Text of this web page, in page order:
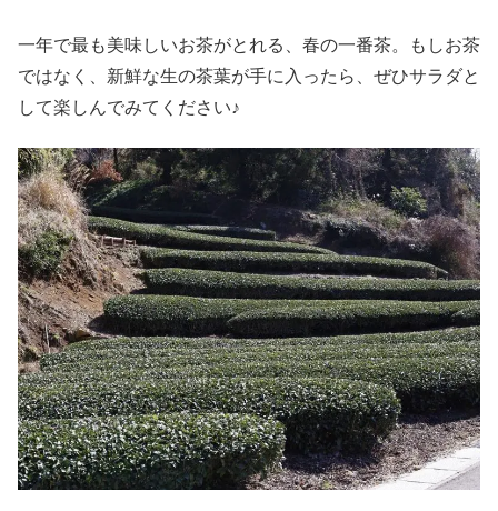
一年で最も美味しいお茶がとれる、春の一番茶。もしお茶
ではなく、新鮮な生の茶葉が手に入ったら、ぜひサラダと
して楽しんでみてください♪